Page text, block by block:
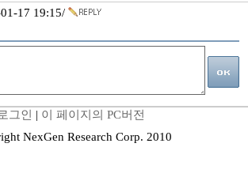
17 19:15/
그인 | 이 페이지의 PC버전
NexGen Research Corp. 2010